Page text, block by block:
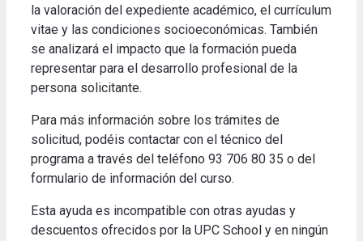
la valoración del expediente académico, el currículum
vitae y las condiciones socioeconómicas. También
se analizará el impacto que la formación pueda
representar para el desarrollo profesional de la
persona solicitante.
Para más información sobre los trámites de
solicitud, podéis contactar con el técnico del
programa a través del teléfono 93 706 80 35 o del
formulario de información del curso.
Esta ayuda es incompatible con otras ayudas y
descuentos ofrecidos por la UPC School y en ningún